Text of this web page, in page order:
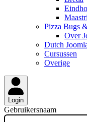
Pizza Bugs
Over
Dutch
Cursussen
Overige
Login
Gebruikersnaam